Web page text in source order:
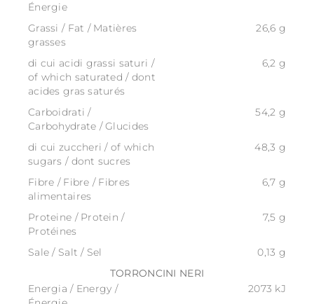
Énergie
Grassi / Fat / Matières
grasses
26,6 g
di cui acidi grassi saturi /
of which saturated / dont
acides gras saturés
6,2 g
Carboidrati /
Carbohydrate / Glucides
54,2 g
di cui zuccheri / of which
sugars / dont sucres
48,3 g
Fibre / Fibre / Fibres
alimentaires
6,7 g
Proteine / Protein /
Protéines
7,5 g
Sale / Salt / Sel
0,13 g
TORRONCINI NERI
Energia / Energy /
2073 kJ